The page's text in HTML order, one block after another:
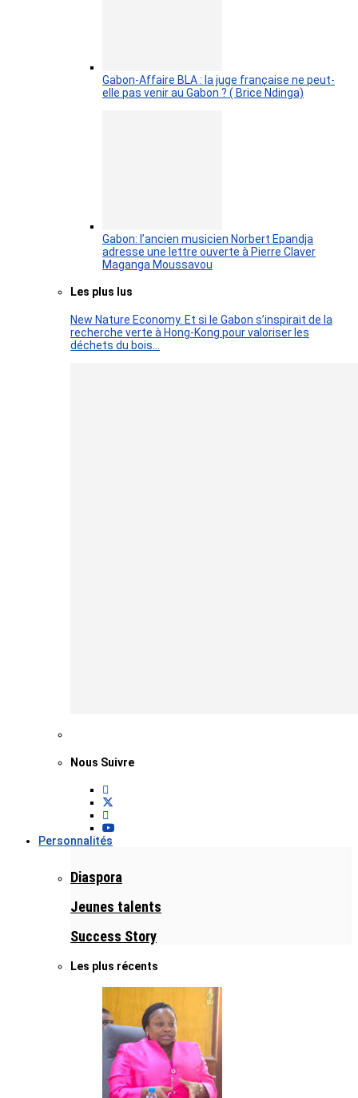
Gabon-Affaire BLA : la juge française ne peut-
elle pas venir au Gabon ? ( Brice Ndinga)
Gabon: l’ancien musicien Norbert Epandja
adresse une lettre ouverte à Pierre Claver
Maganga Moussavou
Les plus lus
New Nature Economy. Et si le Gabon s’inspirait de la
recherche verte à Hong-Kong pour valoriser les
déchets du bois…
Nous Suivre
Personnalités
Diaspora
Jeunes talents
Success Story
Les plus récents